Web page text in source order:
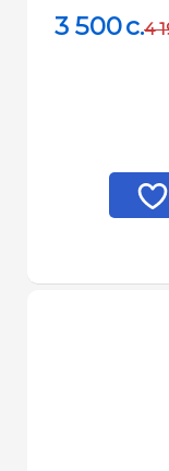
3 500c.4